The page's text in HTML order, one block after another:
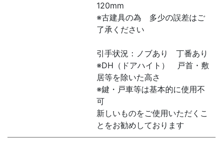
120mm
※古建具の為 多少の誤差はご
了承ください
引手状況：ノブあり 丁番あり
※DH（ドアハイト） 戸首・敷
居等を除いた高さ
※鍵・戸車等は基本的に使用不
可
新しいものをご使用いただくこ
とをお勧めしております